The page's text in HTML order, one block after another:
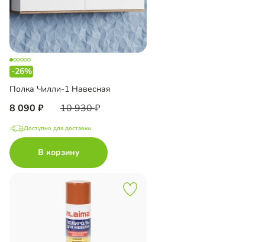
-26%
Полка Чилли-1 Навесная
8 090 10 930
Доступно для доставки
В корзину